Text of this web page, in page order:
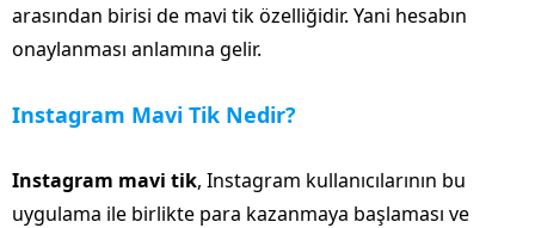
arasından birisi de mavi tik özelliğidir. Yani hesabın
onaylanması anlamına gelir.
Instagram Mavi Tik Nedir?
Instagram mavi tik, Instagram kullanıcılarının bu
uygulama ile birlikte para kazanmaya başlaması ve